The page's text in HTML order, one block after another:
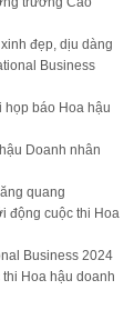
đẹp, dịu dàng
Business
họp báo Hoa hậu
Doanh nhân
quang
động cuộc thi Hoa
Business 2024
Hoa hậu doanh